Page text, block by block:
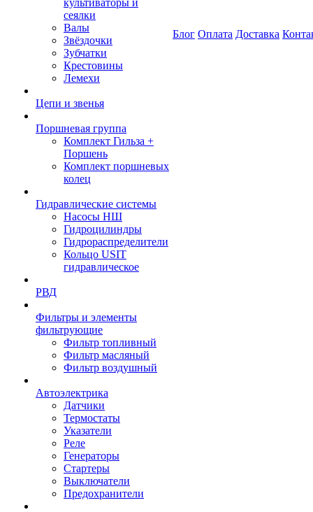
культиваторы и
сеялки
Валы
Звёздочки
Зубчатки
Крестовины
Лемехи
Цепи и звенья
Поршневая группа
Комплект Гильза +
Поршень
Комплект поршневых
колец
Гидравлические системы
Насосы НШ
Гидроцилиндры
Гидрораспределители
Кольцо USIT
гидравлическое
РВД
Фильтры и элементы
фильтрующие
Фильтр топливный
Фильтр масляный
Фильтр воздушный
Автоэлектрика
Датчики
Термостаты
Указатели
Реле
Генераторы
Стартеры
Выключатели
Предохранители
Блог Оплата Доставка